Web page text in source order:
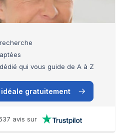
qui vous guide de A à Z
gratuitement
avis sur